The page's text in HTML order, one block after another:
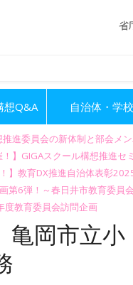
省
想Q&A 自治体・学校
推進委員会の新体制と部会メ
！】GIGAスクール構想推進
】教育DX推進自治体表彰
第6弾！～春日井市教育委員
度教育委員会訪問企画
亀岡市立